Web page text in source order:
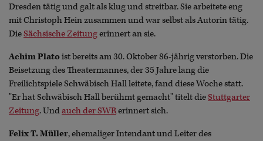
Dresden tätig und galt als klug und streitbar. Sie arbeitete eng
mit Christoph Hein zusammen und war selbst als Autorin tätig.
DieSächsische Zeitungerinnert an sie.
Achim Platoist bereits am 30. Oktober 86-jährig verstorben. Die
Beisetzung des Theatermannes, der 35 Jahre lang die
Freilichtspiele Schwäbisch Hall leitete, fand diese Woche statt.
"Er hat Schwäbisch Hall berühmt gemacht" titelt dieStuttgarter
Zeitung. Undauch der SWRerinnert sich.
Felix T. Müller, ehemaliger Intendant und Leiter des